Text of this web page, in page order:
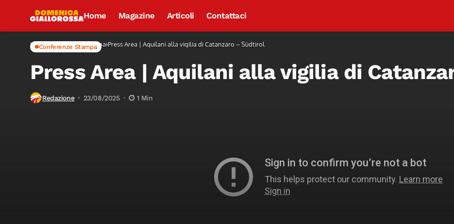
Home Magazine Articoli Contattaci
Home Conferenze Stampa Press Area | Aquilani alla vigilia di Catanzaro – Südtirol
Conferenze Stampa
Press Area | Aquilani alla vigilia di
Redazione 23/08/2025 1 Min